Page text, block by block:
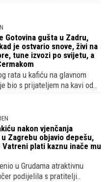
Gotovina gušta u Zadru,
je ostvario snove, živi na
tune izvozi po svijetu, a
rata u kafiću na glavnom
bio s prijateljem na kavi od..
nakon vjenčanja
Zagrebu objavio depešu,
Vatreni plati kaznu inače mu
u Grudama atraktivnu
podijelila s pratitelji..